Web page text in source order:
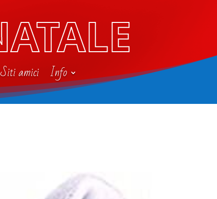
Siti amici Info